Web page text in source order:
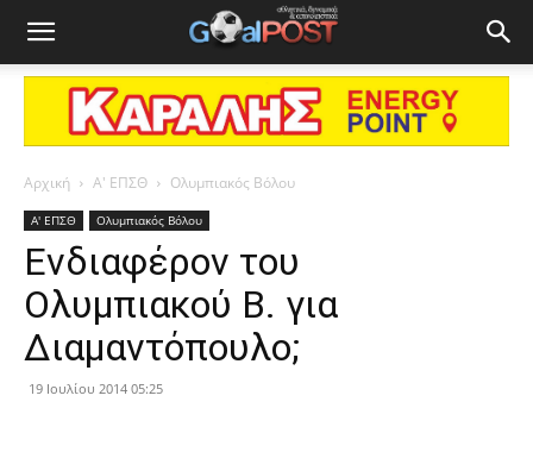
Αρχική Α' ΕΠΣΘ Ολυμπιακός Βόλου
Α' ΕΠΣΘ Ολυμπιακός Βόλου
Ενδιαφέρον του
Ολυμπιακού Β. για
Διαμαντόπουλο;
19 Ιουλίου 2014 05:25